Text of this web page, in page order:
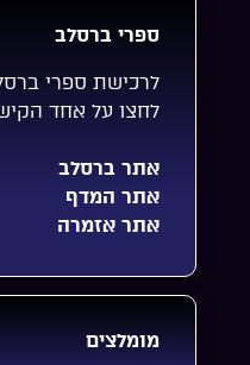
ספרי ברסלב
לרכישת ספרי
לחצו על אחד
אתר ברסלב
אתר המדף
אתר אזמרה
מומלצים